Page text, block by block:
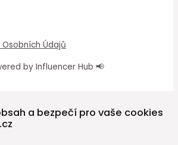
Údajů
by Influencer Hub 📢
a bezpečí pro vaše cookies